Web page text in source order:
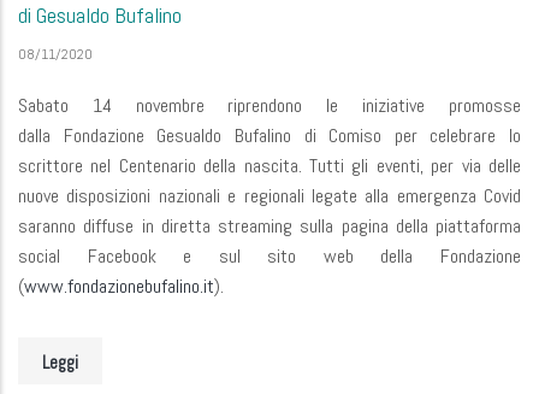
di Gesualdo Bufalino
08/11/2020
Sabato 14 novembre riprendono le iniziative promosse
dalla Fondazione Gesualdo Bufalino di Comiso per celebrare lo
scrittore nel Centenario della nascita. Tutti gli eventi, per via delle
nuove disposizioni nazionali e regionali legate alla emergenza Covid
saranno diffuse in diretta streaming sulla pagina della piattaforma
social Facebook e sul sito web della Fondazione
(www.fondazionebufalino.it).
Leggi